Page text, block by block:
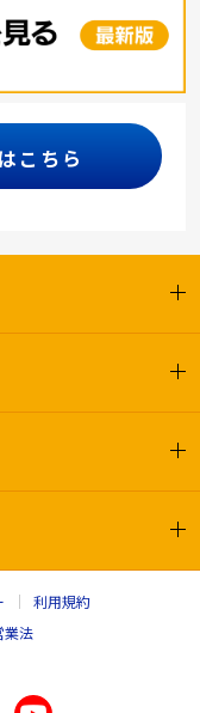
こちら
利用規約
業法